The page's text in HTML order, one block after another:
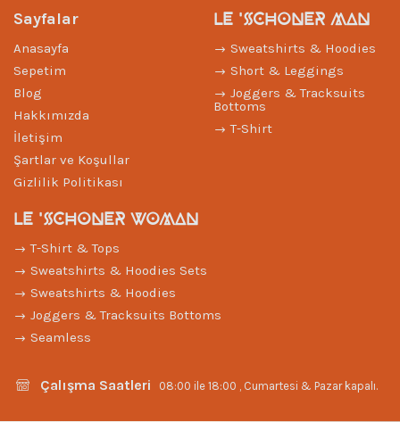
Sayfalar
Anasayfa
Sepetim
Blog
Hakkımızda
İletişim
Şartlar ve Koşullar
Gizlilik Politikası
LE 'SCHONER MAN
Sweatshirts & Hoodies
Short & Leggings
Joggers & Tracksuits
Bottoms
T-Shirt
LE 'SCHONER WOMAN
T-Shirt & Tops
Sweatshirts & Hoodies Sets
Sweatshirts & Hoodies
Joggers & Tracksuits Bottoms
Seamless
Çalışma Saatleri 08:00 ile 18:00 , Cumartesi & Pazar kapalı.